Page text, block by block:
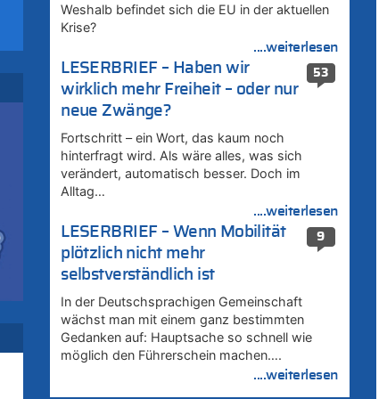
Weshalb befindet sich die EU in der aktuellen
Krise?
....weiterlesen
53
LESERBRIEF – Haben wir
wirklich mehr Freiheit – oder nur
neue Zwänge?
Fortschritt – ein Wort, das kaum noch
hinterfragt wird. Als wäre alles, was sich
verändert, automatisch besser. Doch im
Alltag…
....weiterlesen
9
LESERBRIEF – Wenn Mobilität
plötzlich nicht mehr
selbstverständlich ist
In der Deutschsprachigen Gemeinschaft
wächst man mit einem ganz bestimmten
Gedanken auf: Hauptsache so schnell wie
möglich den Führerschein machen….
....weiterlesen